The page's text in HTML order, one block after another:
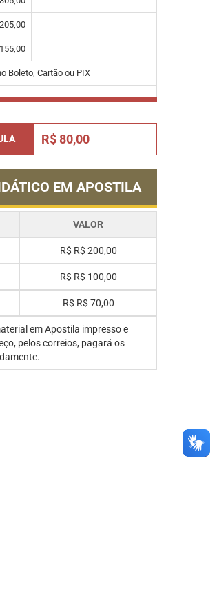
205,00
155,00
Boleto, Cartão ou PIX
R$ 80,00
EM APOSTILA
VALOR
R$ R$ 200,00
R$ R$ 100,00
R$ R$ 70,00
em Apostila impresso e
pelos correios, pagará os